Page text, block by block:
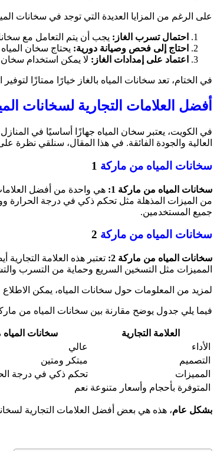
على الرغم من المزايا العديدة التي توجد في سخانات
احتمال تسرب الغاز: يجب أن يتم التعامل مع
احتاج إلى فحص وصيانة دورية: يحتاج سخان
اعتماد على إمدادات الغاز: لا يمكن استخدام سخان
في الختام، تعد سخانات المياه بالغاز خيارًا ممتازًا
أفضل العلامات التجارية لسخانات
في الكويت، يعتبر سخان المياه جهازًا أساسيًا في
العالية والجودة الفائقة. في هذا المقال، سنلقي
سخانات المياه من ماركة
سخانات المياه من ماركة 1:
هي واحدة من أفضل العلامات
جميع المستخدمين.
سخانات المياه من ماركة
سخانات المياه من ماركة 2:
تعتبر هذه العلامة
المميزات مثل التسخين السريع وحماية من التسرب
لمزيد من المعلومات حول سخانات المياه، يمكن
فيما يلي جدول يوضح مقارنة بين سخانات المياه من ماركتي 1
العلامة التجارية سخانات المياه
الأداء
عالي
التصميم
مبتكر ومتين
المميزات
تحكم ذكي في درجة
المتوفرة بأحجام وأسعار متنوعة نعم
بشكل عام، هذه هي بعض أفضل العلامات التجارية